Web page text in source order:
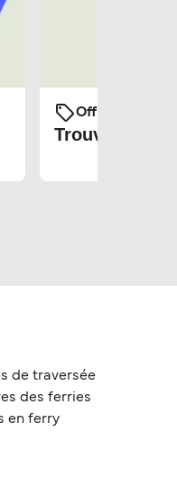
Offres et
Trouvez les
de traversée
des ferries
en ferry